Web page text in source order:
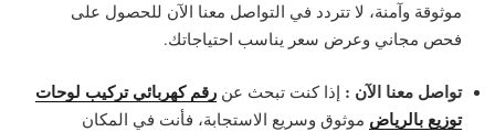
موثوقة وآمنة، لا تتردد في التواصل معنا الآن للحصول على
فحص مجاني وعرض سعر يناسب احتياجاتك.
تواصل معنا الآن : إذا كنت تبحث عن رقم كهربائي تركيب لوحات
توزيع بالرياض موثوق وسريع الاستجابة، فأنت في المكان